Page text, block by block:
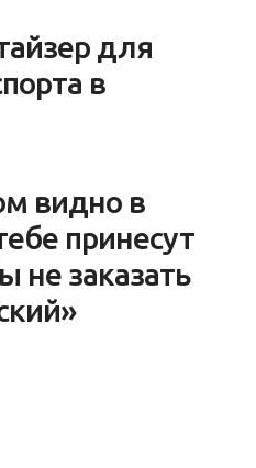
для
в
видно в
принесут
не заказать